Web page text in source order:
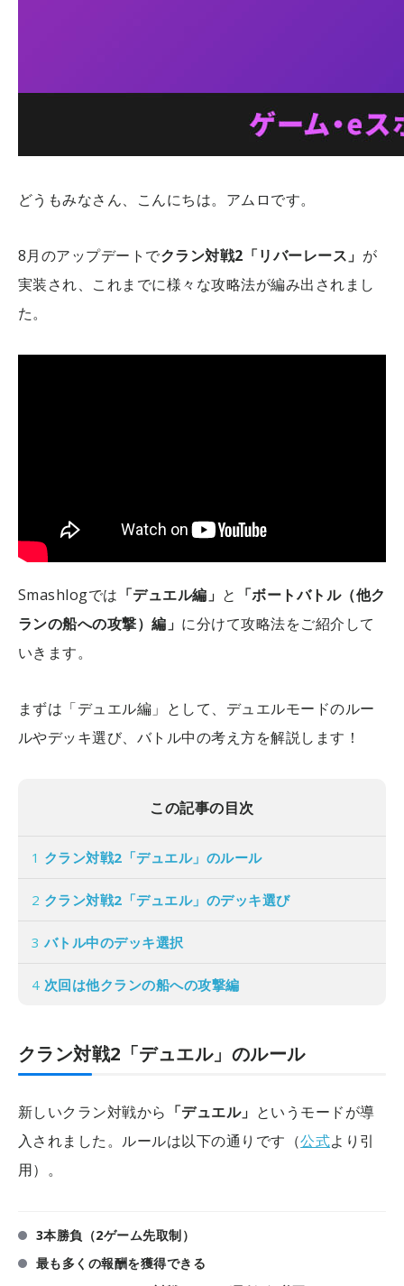
どうもみなさん、こんにちは。アムロです。
8月のアップデートでクラン対戦2「リバーレース」 が
実装され、これまでに様々な攻略法が編み出されまし
た。
Smashlogでは 「デュエル編」 と 「ボートバトル（他ク
ランの船への攻撃）編」 に分けて攻略法をご紹介して
いきます。
まずは「デュエル編」として、デュエルモードのルー
ルやデッキ選び、バトル中の考え方を解説します！
この記事の目次
1 クラン対戦2「デュエル」のルール
2 クラン対戦2「デュエル」のデッキ選び
3 バトル中のデッキ選択
4 次回は他クランの船への攻撃編
クラン対戦2「デュエル」のルール
新しいクラン対戦から 「デュエル」 というモードが導
入されました。ルールは以下の通りです（公式より引
用）。
3本勝負（2ゲーム先取制）
最も多くの報酬を獲得できる